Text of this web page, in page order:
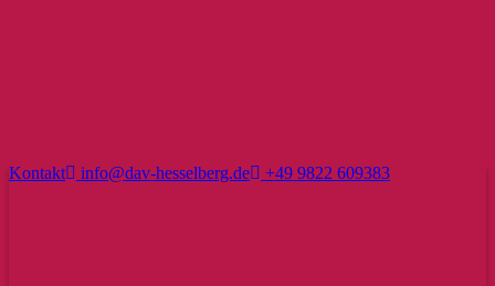
Kontakt info@dav-hesselberg.de +49 9822 609383